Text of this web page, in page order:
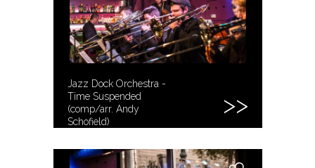
Jazz Dock Orchestra -
Time Suspended
(comp/arr. Andy
Schofield)